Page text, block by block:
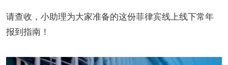
请查收，小助理为大家准备的这份菲律宾线上线下常年
报到指南！